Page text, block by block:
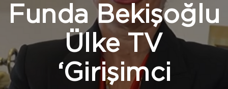
Funda Bekişoğlu
Ülke TV
‘Girişimci